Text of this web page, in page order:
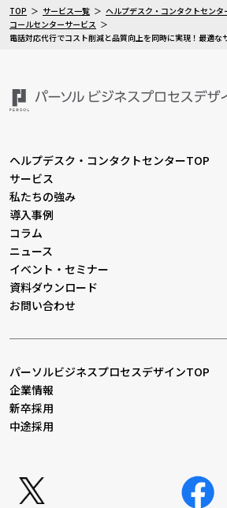
TOP サービス一覧 ヘルプデスク・コンタクトセンタ
コールセンターサービス
電話対応代行でコスト削減と品質向上を同時に実現！最適な
ヘルプデスク・コンタクトセンターTOP
サービス
私たちの強み
導入事例
コラム
ニュース
イベント・セミナー
資料ダウンロード
お問い合わせ
パーソルビジネスプロセスデザインTOP
企業情報
新卒採用
中途採用